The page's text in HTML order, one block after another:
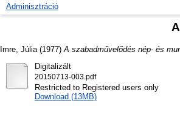
Adminisztráció
Imre, Júlia (1977) A szabadművelődés nép- és
Digitalizált
20150713-003.pdf
Restricted to Registered users only
Download (13MB)